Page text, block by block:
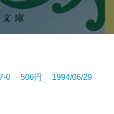
0 506円 1994/06/29